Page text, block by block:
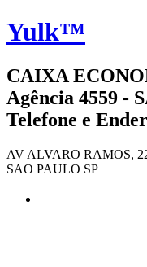
Yulk™
CAIXA
Agência 4559 -
Telefone e
AV ALVARO RAMOS,
SAO PAULO SP